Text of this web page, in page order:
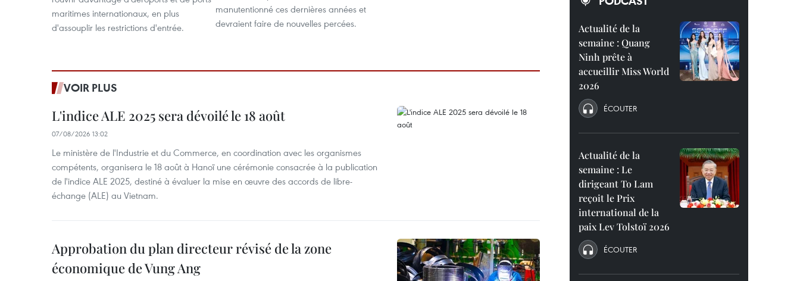
maritimes internationaux, en plus
d'assouplir les restrictions d'entrée.
manutentionné ces dernières années et
devraient faire de nouvelles percées.
VOIR PLUS
L'indice ALE 2025 sera dévoilé le 18 août
07/08/2026 13:02
Le ministère de l'Industrie et du Commerce, en coordination avec les organismes
compétents, organisera le 18 août à Hanoï une cérémonie consacrée à la publication
de l'indice ALE 2025, destiné à évaluer la mise en œuvre des accords de libre-
échange (ALE) au Vietnam.
Approbation du plan directeur révisé de la zone
économique de Vung Ang
Actualité de la
semaine : Quang
Ninh prête à
accueillir Miss World
2026
ÉCOUTER
Actualité de la
semaine : Le
dirigeant To Lam
reçoit le Prix
international de la
paix Lev Tolstoï 2026
ÉCOUTER